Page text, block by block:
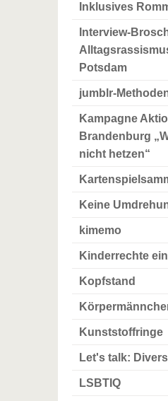
Inklusives
Interview-
Potsdam
jumblr-
Kampagne
Brandenburg
nicht hetzen“
Keine
kimemo
Kinderrechte
Kopfstand
Kunststoffringe
Let's talk:
LSBTIQ